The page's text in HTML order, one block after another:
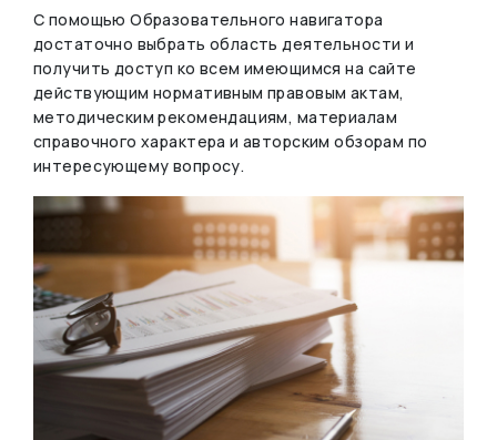
С помощью Образовательного навигатора
достаточно выбрать область деятельности и
получить доступ ко всем имеющимся на сайте
действующим нормативным правовым актам,
методическим рекомендациям, материалам
справочного характера и авторским обзорам по
интересующему вопросу.